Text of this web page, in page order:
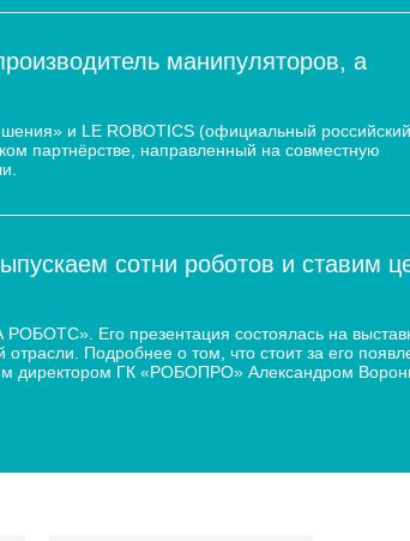
манипуляторов, а
и LE ROBOTICS (официальный российский
партнёрстве, направленный на совместную
сотни роботов и ставим
Его презентация состоялась на
Подробнее о том, что стоит за его
директором ГК «РОБОПРО» Александром